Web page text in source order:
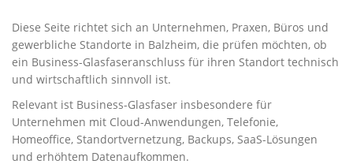
Diese Seite richtet sich an Unternehmen, Praxen, Büros und
gewerbliche Standorte in Balzheim, die prüfen möchten, ob
ein Business-Glasfaseranschluss für ihren Standort technisch
und wirtschaftlich sinnvoll ist.
Relevant ist Business-Glasfaser insbesondere für
Unternehmen mit Cloud-Anwendungen, Telefonie,
Homeoffice, Standortvernetzung, Backups, SaaS-Lösungen
und erhöhtem Datenaufkommen.